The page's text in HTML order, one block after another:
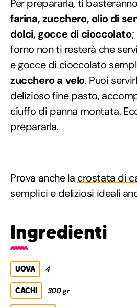
Per prepararla, ti basteranno
farina, zucchero, olio di
dolci, gocce di cioccolato;
forno non ti resterà che
e gocce di cioccolato
zucchero a velo. Puoi
delizioso fine pasto,
ciuffo di panna montata.
prepararla.
Prova anche la crostata di
semplici e deliziosi ideali
Ingredienti
UOVA 4
CACHI 300 gr